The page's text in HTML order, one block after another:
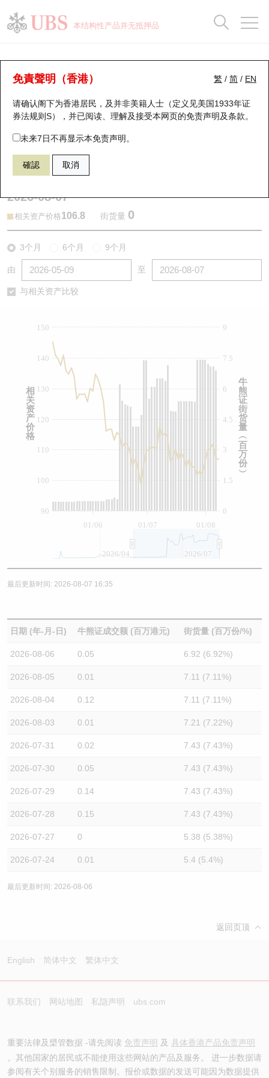
本结构性产品并无抵押品
繁 / 简 / EN
免責聲明（香港）
请确认阁下为香港居民，及并非美籍人士（定义见美国1933年证
券法规则S），并已阅读、理解及接受本网页的免责声明及条款。
未来7日不再显示本免责声明。
確認 取消
牛熊证分析仪
表现 街货统计 比较
54788 瑞银牛证 9888 百度股份有限公司
2026-08-07
相关资产价格106.8 街货量 0
3个月 6个月 9个月
由 至
与相关资产比较
01/07
01/06 01/08
0
1.5
3
4.5
6
7.5
9
120
90
100
110
130
140
150
2026/04 2026/07
牛
熊
证
街
货
量
︵
百
万
份
︶
相
关
资
产
价
格
最后更新时间: 2026-08-07 16:35
日期 (年-月-日) 牛熊证成交额 (百万港元) 街货量 (百万份/%)
2026-08-06 0.05 6.92 (6.92%)
2026-08-05 0.01 7.11 (7.11%)
2026-08-04 0.12 7.11 (7.11%)
2026-08-03 0.01 7.21 (7.22%)
2026-07-31 0.02 7.43 (7.43%)
2026-07-30 0.05 7.43 (7.43%)
2026-07-29 0.14 7.43 (7.43%)
2026-07-28 0.15 7.43 (7.43%)
2026-07-27 0 5.38 (5.38%)
2026-07-24 0.01 5.4 (5.4%)
最后更新时间: 2026-08-06
返回页顶
English 简体中文 繁体中文
联系我们 网站地图 私隐声明 ubs.com
重要法律及槼管数据 -请先阅读 免责声明 及 具体香港产品免责声明
。其他国家的居民或不能使用这些网站的产品及服务。 进一步数据请
参阅有关个别服务的销售限制。报价或数据的发送可能因为数据提供
瑞银认股证一览
新发行瑞银认股证
即将到期认股证
认股证到期结算价查找
认股证分析仪
认股证/牛熊证日志
认股证文件及公告 (瑞信)
街货统计
比较
牛熊全景快搜
牛熊证搜寻
牛熊证街货分布图
正股牛熊证列表
新发行瑞银牛熊证
牛熊证到期结算价查找
牛熊证速算机
牛熊证文件及公告
牛熊证文件及公告 (瑞信)
街货统计
比较
十大升幅/跌幅
十大认股证成交分布
十天股证占大市成交
资金流
街货统计
正股分析仪
二十大活跃股份
恒指成份股
国指成份股
科指成份股
中资ETFs溢价比较
即市板块表现
收市竞价变化
持股比重
显示所有持股比重
每月轮证大市专题
轮证专栏
讲座及教育短片
认股证投资者教育
牛熊证投资者教育